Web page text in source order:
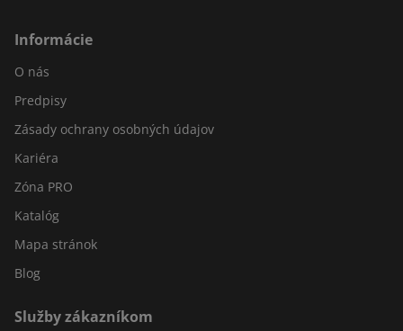
Informácie
O nás
Predpisy
Zásady ochrany osobných údajov
Kariéra
Zóna PRO
Katalóg
Mapa stránok
Blog
Služby zákazníkom